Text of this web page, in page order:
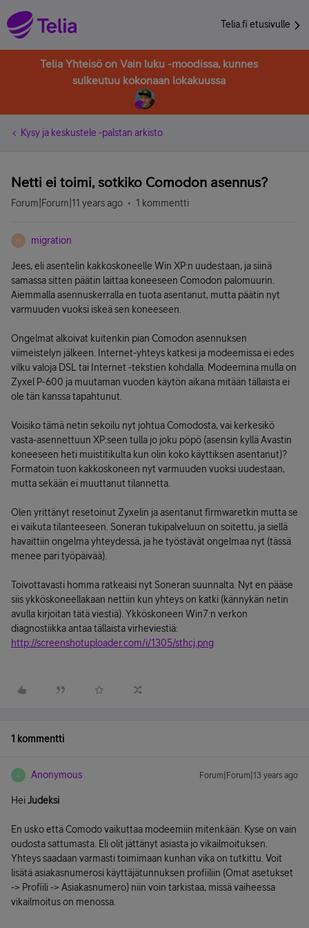
Telia.fi etusivulle
Telia Yhteisö on Vain luku -moodissa, kunnes
sulkeutuu kokonaan lokakuussa
Kysy ja keskustele -palstan arkisto
Netti ei toimi, sotkiko Comodon asennus?
Forum|Forum|11 years ago 1 kommentti
M migration
Jees, eli asentelin kakkoskoneelle Win XP:n uudestaan, ja siinä
samassa sitten päätin laittaa koneeseen Comodon palomuurin.
Aiemmalla asennuskerralla en tuota asentanut, mutta päätin nyt
varmuuden vuoksi iskeä sen koneeseen.
Ongelmat alkoivat kuitenkin pian Comodon asennuksen
viimeistelyn jälkeen. Internet-yhteys katkesi ja modeemissa ei edes
vilku valoja DSL tai Internet -tekstien kohdalla. Modeemina mulla on
Zyxel P-600 ja muutaman vuoden käytön aikana mitään tällaista ei
ole tän kanssa tapahtunut.
Voisiko tämä netin sekoilu nyt johtua Comodosta, vai kerkesikö
vasta-asennettuun XP:seen tulla jo joku pöpö (asensin kyllä Avastin
koneeseen heti muistitikulta kun olin koko käyttiksen asentanut)?
Formatoin tuon kakkoskoneen nyt varmuuden vuoksi uudestaan,
mutta sekään ei muuttanut tilannetta.
Olen yrittänyt resetoinut Zyxelin ja asentanut firmwaretkin mutta se
ei vaikuta tilanteeseen. Soneran tukipalveluun on soitettu, ja siellä
havaittiin ongelma yhteydessä, ja he työstävät ongelmaa nyt (tässä
menee pari työpäivää).
Toivottavasti homma ratkeaisi nyt Soneran suunnalta. Nyt en pääse
siis ykköskoneellakaan nettiin kun yhteys on katki (kännykän netin
avulla kirjoitan tätä viestiä). Ykköskoneen Win7:n verkon
diagnostiikka antaa tällaista virheviestiä:
http://screenshotuploader.com/i/1305/sthcj.png
1 kommentti
A Anonymous Forum|Forum|13 years ago
HeiJudeksi
En usko että Comodo vaikuttaa modeemiin mitenkään. Kyse on vain
oudosta sattumasta. Eli olit jättänyt asiasta jo vikailmoituksen.
Yhteys saadaan varmasti toimimaan kunhan vika on tutkittu. Voit
lisätä asiakasnumerosi käyttäjätunnuksen profiiliin (Omat asetukset
-> Profiili -> Asiakasnumero) niin voin tarkistaa, missä vaiheessa
vikailmoitus on menossa.